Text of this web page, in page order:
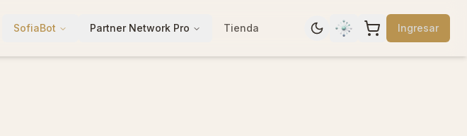
SofiaBot Partner Network Pro Tienda
Toggle dark mode
Hablar con Sofia
Ver carrito
Ingresar